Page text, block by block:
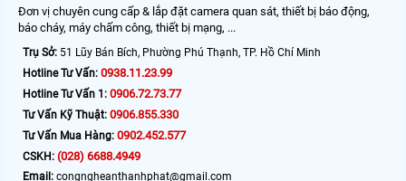
Đơn vị chuyên cung cấp & lắp đặt camera quan sát, thiết bị báo động,
báo cháy, máy chấm công, thiết bị mạng, ...
Trụ Sở: 51 Lũy Bán Bích, Phường Phú Thạnh, TP. Hồ Chí Minh
Hotline Tư Vấn: 0938.11.23.99
Hotline Tư Vấn 1: 0906.72.73.77
Tư Vấn Kỹ Thuật: 0906.855.330
Tư Vấn Mua Hàng: 0902.452.577
CSKH: (028) 6688.4949
Email: congngheanthanhphat@gmail.com